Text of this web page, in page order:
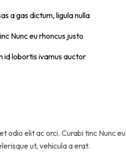
a gas dictum, ligula nulla
Nunc eu rhoncus justo
id lobortis ivamus auctor
odio elit ac orci. Curabi tinc Nunc eu
ut, vehicula a erat.